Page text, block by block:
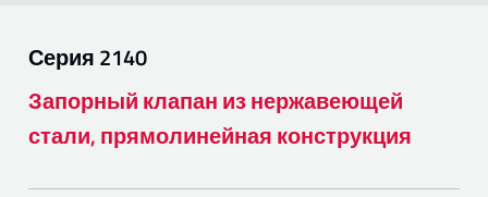
Серия2140
Запорный клапан из нержавеющей
стали, прямолинейная конструкция